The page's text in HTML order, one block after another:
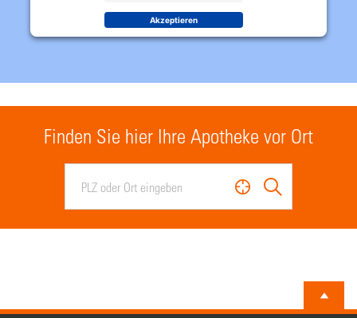
Akzeptieren
Finden Sie hier Ihre Apotheke vor Ort